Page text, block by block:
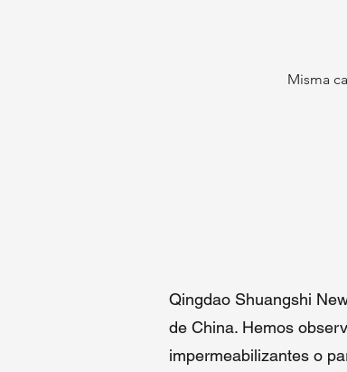
Misma
Qingdao Shuangshi
de China. Hemos
impermeabilizantes o